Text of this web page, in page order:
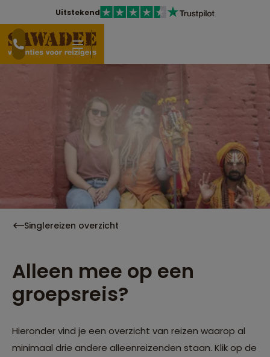
Uitstekend
Singlereizen overzicht
Alleen mee op een
groepsreis?
Hieronder vind je een overzicht van reizen waarop al
minimaal drie andere alleenreizenden staan. Klik op de